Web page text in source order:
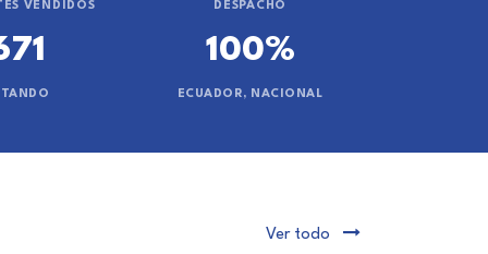
VENDIDOS DESPACHO
100%
ECUADOR, NACIONAL
Ver todo